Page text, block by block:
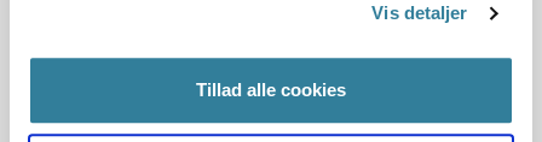
Vis detaljer
Tillad alle cookies
afgørelsen i 53 procent af sagerne er i overensstemmelse
med regler og praksis og derfor ville blive stadfæstet, hvis
de var blevet påklaget til Ankestyrelsen. Af